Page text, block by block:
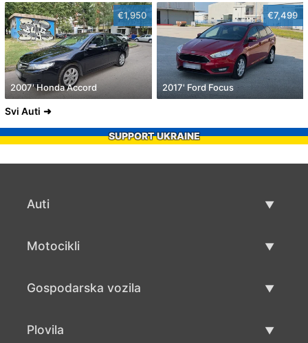
€1,950
2007' Honda Accord
€7,499
2017' Ford Focus
Svi Auti
SUPPORT UKRAINE
Auti
Motocikli
Gospodarska vozila
Plovila